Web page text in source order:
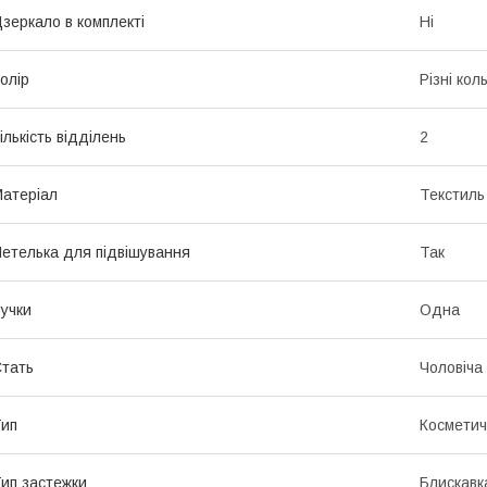
в комплекті Ні
Різні
відділень 2
Текстиль
для підвішування Так
Одна
Чоловіча
застежки